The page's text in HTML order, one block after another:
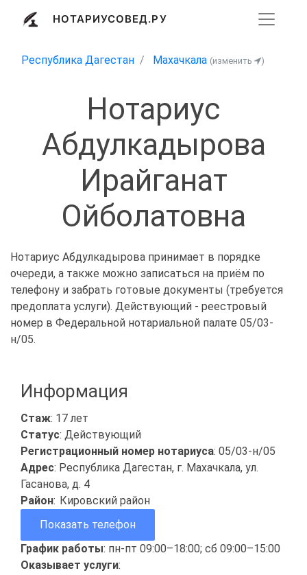
НОТАРИУСОВЕД.РУ
Республика Дагестан Махачкала (изменить )
Нотариус
Абдулкадырова
Ирайганат
Ойболатовна
Нотариус Абдулкадырова принимает в порядке
очереди, а также можно записаться на приём по
телефону и забрать готовые документы (требуется
предоплата услуги). Действующий - реестровый
номер в Федеральной нотариальной палате 05/03-
н/05.
Информация
Стаж: 17 лет
Статус: Действующий
Регистрационный номер нотариуса: 05/03-н/05
Адрес: Республика Дагестан, г. Махачкала, ул.
Гасанова, д. 4
Район: Кировский район
Показать телефон
График работы: пн-пт 09:00–18:00; сб 09:00–15:00
Оказывает услуги: